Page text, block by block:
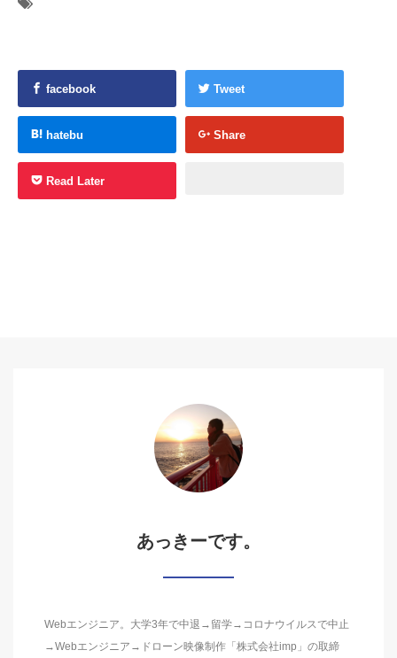
facebook Tweet
hatebu Share
Read Later
あっきーです。
Webエンジニア。大学3年で中退→留学→コロナウイルスで中止
→Webエンジニア→ドローン映像制作「株式会社imp」の取締